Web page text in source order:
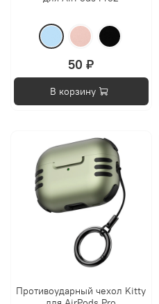
50 ₽
В корзину
Противоударный чехол Kitty